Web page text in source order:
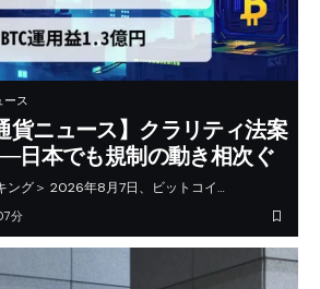
ース
貨ニュース】クラリティ法案
日本でも規制の動き相次ぐ
ング＞ 2026年8月7日、ビットコイ…
分